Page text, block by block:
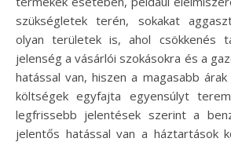
szükségletek terén, sokakat
olyan területek is, ahol csökkenés
jelenség a vásárlói szokásokra és a
hatással van, hiszen a magasabb
költségek egyfajta egyensúlyt
legfrissebb jelentések szerint a
jelentős hatással van a háztartások